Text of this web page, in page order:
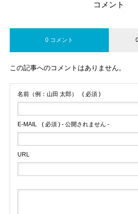
コメント
0 コメント
この記事へのコメントはありません。
名前（例：山田 太郎） ( 必須 )
E-MAIL ( 必須 ) - 公開されません -
URL